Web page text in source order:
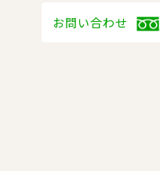
お問い合わせ